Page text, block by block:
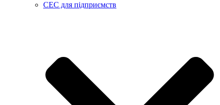
СЕС для підприємств